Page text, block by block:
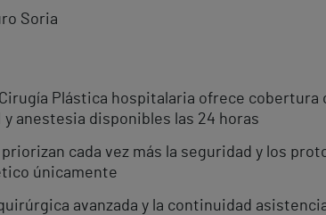
Soria
Plástica hospitalaria ofrece
y anestesia disponibles las 24 horas
cada vez más la seguridad y los
únicamente
avanzada y la continuidad